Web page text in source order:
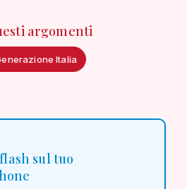
argomenti
Italia
sul tuo